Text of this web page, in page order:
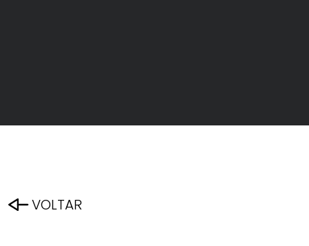
VOLTAR